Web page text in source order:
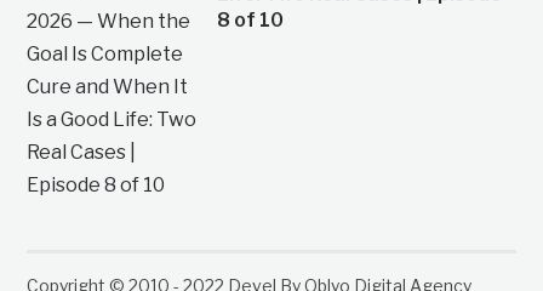
8 of 10
Copyright © 2010 - 2022 Devel By Oblyo Digital Agency